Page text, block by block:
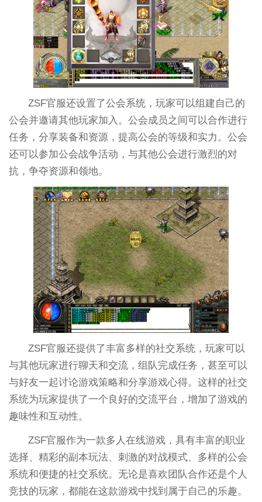
ZSF官服还设置了公会系统，玩家可以组建自己的
公会并邀请其他玩家加入。公会成员之间可以合作进行
任务，分享装备和资源，提高公会的等级和实力。公会
还可以参加公会战争活动，与其他公会进行激烈的对
抗，争夺资源和领地。
ZSF官服还提供了丰富多样的社交系统，玩家可以
与其他玩家进行聊天和交流，组队完成任务，甚至可以
与好友一起讨论游戏策略和分享游戏心得。这样的社交
系统为玩家提供了一个良好的交流平台，增加了游戏的
趣味性和互动性。
ZSF官服作为一款多人在线游戏，具有丰富的职业
选择、精彩的副本玩法、刺激的对战模式、多样的公会
系统和便捷的社交系统。无论是喜欢团队合作还是个人
竞技的玩家，都能在这款游戏中找到属于自己的乐趣。